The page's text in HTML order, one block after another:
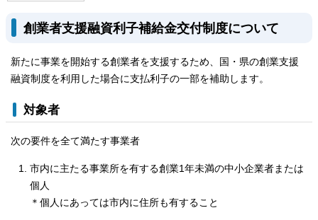
創業者支援融資利子補給金交付制度について
新たに事業を開始する創業者を支援するため、国・県の創業支援
融資制度を利用した場合に支払利子の一部を補助します。
対象者
次の要件を全て満たす事業者
市内に主たる事業所を有する創業1年未満の中小企業者または
個人
＊個人にあっては市内に住所も有すること